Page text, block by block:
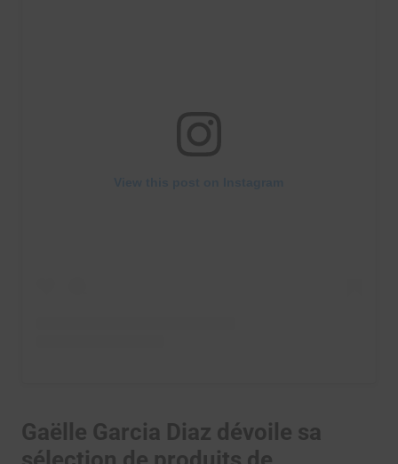
Gaëlle Garcia Diaz dévoile sa